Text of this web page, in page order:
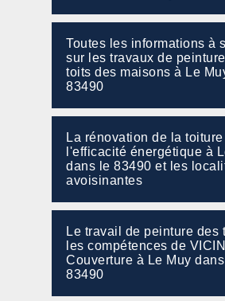
Toutes les informations à
sur les travaux de
toits des maisons à Le
83490
La rénovation de la
l'efficacité énergétique à
dans le 83490 et les
avoisinantes
Le travail de peinture des
les compétences de VICINI
Couverture à Le Muy
83490